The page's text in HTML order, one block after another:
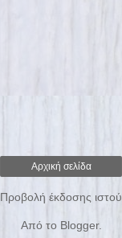
Αρχική σελίδα
Προβολή έκδοσης ιστού
Από το Blogger.